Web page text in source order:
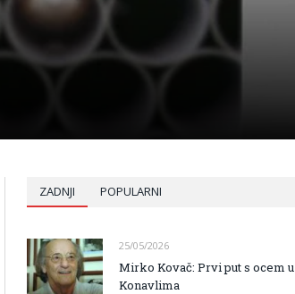
ZADNJI POPULARNI
25/05/2026
Mirko Kovač: Prvi put s ocem u
Konavlima